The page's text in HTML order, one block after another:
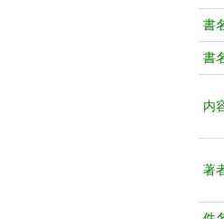
書
書
内
著